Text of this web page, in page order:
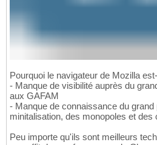
Pourquoi le navigateur de Mozilla
- Manque de visibilité auprès du
aux GAFAM
- Manque de connaissance du
minitalisation, des monopoles et
Peu importe qu'ils sont meilleurs